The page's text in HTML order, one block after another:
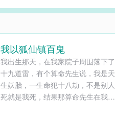
我以狐仙镇百鬼
我出生那天，在我家院子周围落下了
十九道雷，有个算命先生说，我是天
生妖胎，一生命犯十八劫，不是别人
死就是我死，结果那算命先生在我出